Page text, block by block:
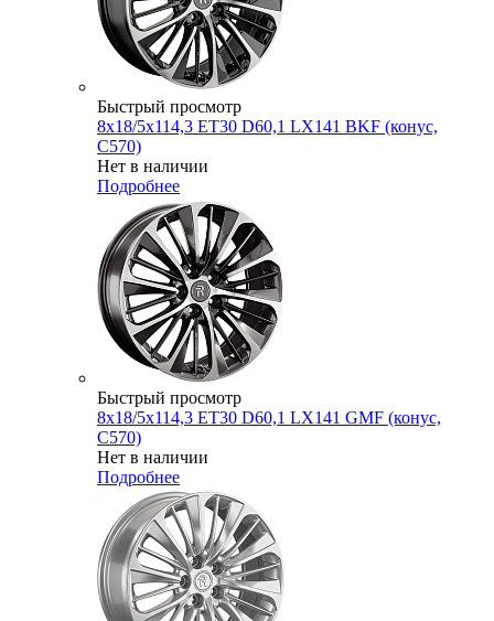
Быстрый просмотр
8x18/5x114,3 ET30 D60,1 LX141 BKF (конус,
C570)
Нет в наличии
Подробнее
Быстрый просмотр
8x18/5x114,3 ET30 D60,1 LX141 GMF (конус,
C570)
Нет в наличии
Подробнее